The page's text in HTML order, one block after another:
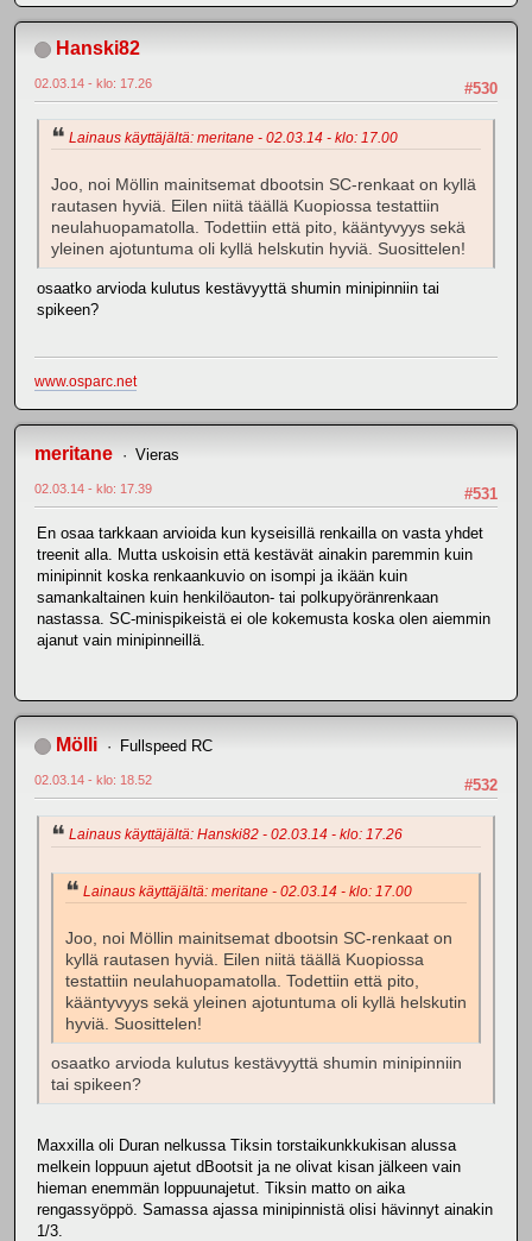
Hanski82
#530
02.03.14 - klo: 17.26
Lainaus käyttäjältä: meritane - 02.03.14 - klo: 17.00
Joo, noi Möllin mainitsemat dbootsin SC-renkaat on kyllä
rautasen hyviä. Eilen niitä täällä Kuopiossa testattiin
neulahuopamatolla. Todettiin että pito, kääntyvyys sekä
yleinen ajotuntuma oli kyllä helskutin hyviä. Suosittelen!
osaatko arvioda kulutus kestävyyttä shumin minipinniin tai
spikeen?
www.osparc.net
meritane Vieras
#531
02.03.14 - klo: 17.39
En osaa tarkkaan arvioida kun kyseisillä renkailla on vasta yhdet
treenit alla. Mutta uskoisin että kestävät ainakin paremmin kuin
minipinnit koska renkaankuvio on isompi ja ikään kuin
samankaltainen kuin henkilöauton- tai polkupyöränrenkaan
nastassa. SC-minispikeistä ei ole kokemusta koska olen aiemmin
ajanut vain minipinneillä.
Mölli Fullspeed RC
#532
02.03.14 - klo: 18.52
Lainaus käyttäjältä: Hanski82 - 02.03.14 - klo: 17.26
Lainaus käyttäjältä: meritane - 02.03.14 - klo: 17.00
Joo, noi Möllin mainitsemat dbootsin SC-renkaat on
kyllä rautasen hyviä. Eilen niitä täällä Kuopiossa
testattiin neulahuopamatolla. Todettiin että pito,
kääntyvyys sekä yleinen ajotuntuma oli kyllä helskutin
hyviä. Suosittelen!
osaatko arvioda kulutus kestävyyttä shumin minipinniin
tai spikeen?
Maxxilla oli Duran nelkussa Tiksin torstaikunkkukisan alussa
melkein loppuun ajetut dBootsit ja ne olivat kisan jälkeen vain
hieman enemmän loppuunajetut. Tiksin matto on aika
rengassyöppö. Samassa ajassa minipinnistä olisi hävinnyt ainakin
1/3.